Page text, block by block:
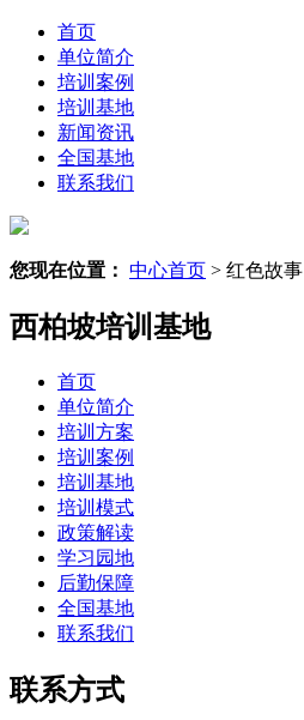
首页
单位简介
培训案例
培训基地
新闻资讯
全国基地
联系我们
您现在位置： 中心首页 > 红色故事
西柏坡培训基地
首页
单位简介
培训方案
培训案例
培训基地
培训模式
政策解读
学习园地
后勤保障
全国基地
联系我们
联系方式